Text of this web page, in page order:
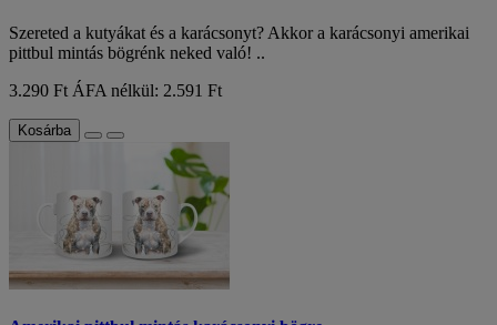
Szereted a kutyákat és a karácsonyt? Akkor a karácsonyi amerikai
pittbul mintás bögrénk neked való! ..
3.290 Ft ÁFA nélkül: 2.591 Ft
Kosárba